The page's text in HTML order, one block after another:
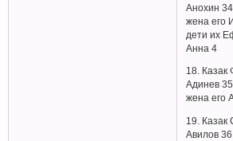
Анохин 34
жена его
дети их
Анна 4
18. Казак
Адинев 35
жена его
19. Казак
Авилов 36